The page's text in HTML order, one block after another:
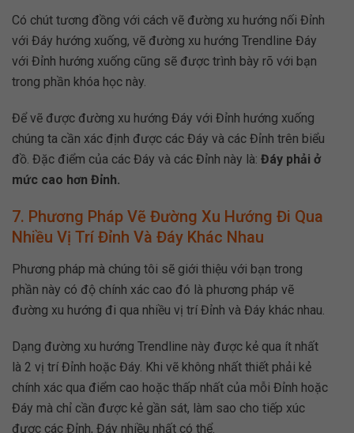
Có chút tương đồng với cách vẽ đường xu hướng nối Đỉnh
với Đáy hướng xuống, vẽ đường xu hướng Trendline Đáy
với Đỉnh hướng xuống cũng sẽ được trình bày rõ với bạn
trong phần khóa học này.
Để vẽ được đường xu hướng Đáy với Đỉnh hướng xuống
chúng ta cần xác định được các Đáy và các Đỉnh trên biểu
đồ. Đặc điểm của các Đáy và các Đỉnh này là: Đáy phải ở
mức cao hơn Đỉnh.
7. Phương Pháp Vẽ Đường Xu Hướng Đi Qua
Nhiều Vị Trí Đỉnh Và Đáy Khác Nhau
Phương pháp mà chúng tôi sẽ giới thiệu với bạn trong
phần này có độ chính xác cao đó là phương pháp vẽ
đường xu hướng đi qua nhiều vị trí Đỉnh và Đáy khác nhau.
Dạng đường xu hướng Trendline này được kẻ qua ít nhất
là 2 vị trí Đỉnh hoặc Đáy. Khi vẽ không nhất thiết phải kẻ
chính xác qua điểm cao hoặc thấp nhất của mỗi Đỉnh hoặc
Đáy mà chỉ cần được kẻ gần sát, làm sao cho tiếp xúc
được các Đỉnh, Đáy nhiều nhất có thể.